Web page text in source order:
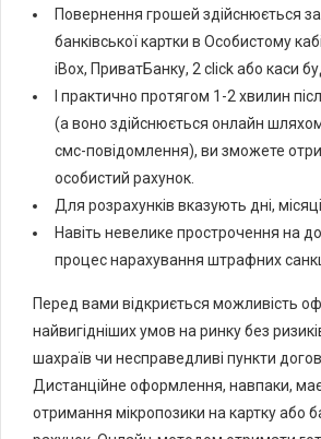
Повернення грошей здійснюється
банківської картки в Особистому
iBox, ПриватБанку, 2 click або каси
І практично протягом 1-2 хвилин
(а воно здійснюється онлайн
смс-повідомлення), ви зможете
особистий рахунок.
Для розрахунків вказують дні,
Навіть невелике прострочення на
процес нарахування штрафних
Перед вами відкриється можливість
найвигідніших умов на ринку без
шахраїв чи несправедливі пункти
Дистанційне оформлення, навпаки, має
отримання мікропозики на картку або